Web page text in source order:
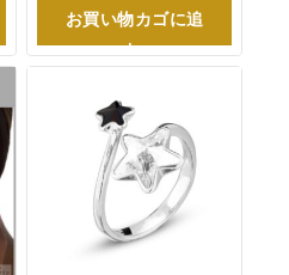
お買い物カゴに追
加